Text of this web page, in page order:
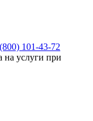
101-43-72
на услуги при